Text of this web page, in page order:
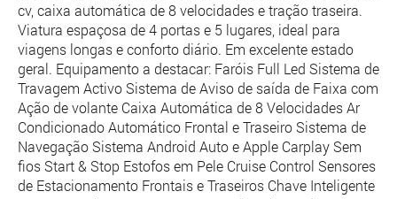
cv, caixa automática de 8 velocidades e tração traseira.
Viatura espaçosa de 4 portas e 5 lugares, ideal para
viagens longas e conforto diário. Em excelente estado
geral. Equipamento a destacar: Faróis Full Led Sistema de
Travagem Activo Sistema de Aviso de saída de Faixa com
Ação de volante Caixa Automática de 8 Velocidades Ar
Condicionado Automático Frontal e Traseiro Sistema de
Navegação Sistema Android Auto e Apple Carplay Sem
fios Start & Stop Estofos em Pele Cruise Control Sensores
de Estacionamento Frontais e Traseiros Chave Inteligente